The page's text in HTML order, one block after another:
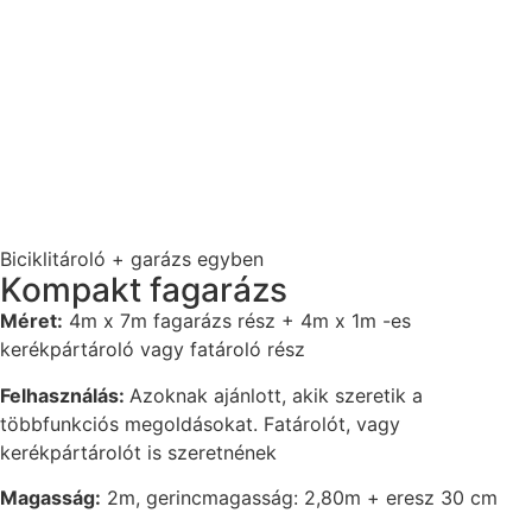
Biciklitároló + garázs egyben
Kompakt fagarázs
Méret: 4m x 7m fagarázs rész + 4m x 1m -es
kerékpártároló vagy fatároló rész
Felhasználás: Azoknak ajánlott, akik szeretik a
többfunkciós megoldásokat. Fatárolót, vagy
kerékpártárolót is szeretnének
Magasság: 2m, gerincmagasság: 2,80m + eresz 30 cm